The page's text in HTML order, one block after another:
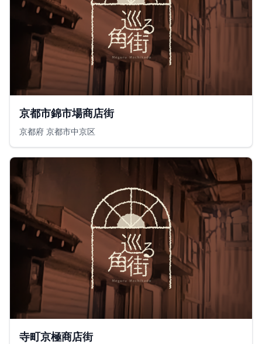
京都市錦市場商店街
京都府 京都市中京区
寺町京極商店街